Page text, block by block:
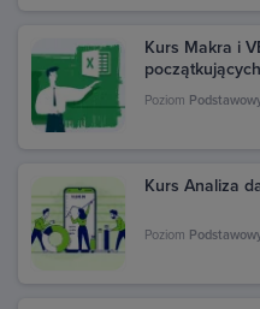
Kurs Makra i
początkujących
Poziom
Kurs Analiza
Poziom